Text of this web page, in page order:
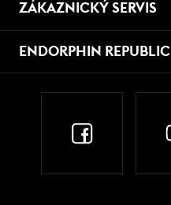
ZÁKAZNICKÝ SERVIS
ENDORPHIN REPUBLIC